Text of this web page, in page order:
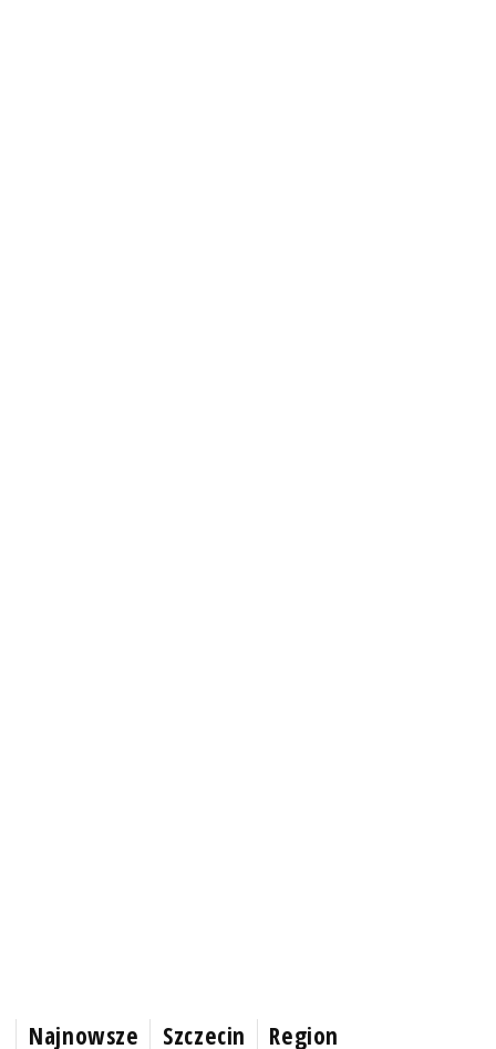
Najnowsze Szczecin Region